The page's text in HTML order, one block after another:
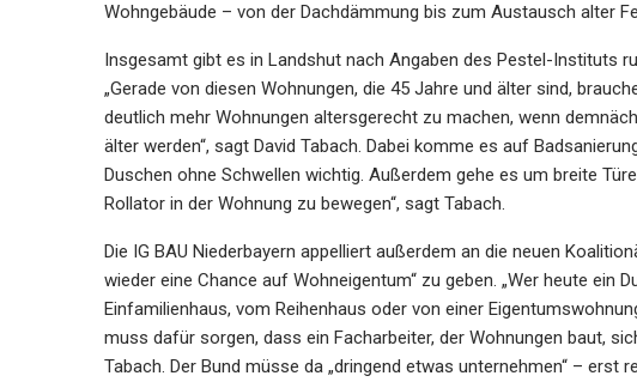
Wohngebäude – von der Dachdämmung bis zum Austausch alter
Insgesamt gibt es in Landshut nach Angaben des Pestel-Instituts
„Gerade von diesen Wohnungen, die 45 Jahre und älter sind,
deutlich mehr Wohnungen altersgerecht zu machen, wenn
älter werden“, sagt David Tabach. Dabei komme es auf
Duschen ohne Schwellen wichtig. Außerdem gehe es um breite
Rollator in der Wohnung zu bewegen“, sagt Tabach.
Die IG BAU Niederbayern appelliert außerdem an die neuen
wieder eine Chance auf Wohneigentum“ zu geben. „Wer heute ein
Einfamilienhaus, vom Reihenhaus oder von einer
muss dafür sorgen, dass ein Facharbeiter, der Wohnungen baut,
Tabach. Der Bund müsse da „dringend etwas unternehmen“ – erst